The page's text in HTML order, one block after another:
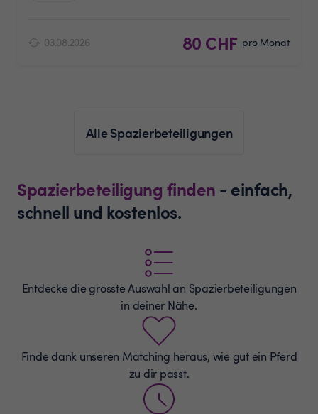
03.08.2026 80 CHF pro Monat
Alle Spazierbeteiligungen
Spazierbeteiligung finden - einfach,
schnell und kostenlos.
Entdecke die grösste Auswahl an Spazierbeteiligungen
in deiner Nähe.
Finde dank unseren Matching heraus, wie gut ein Pferd
zu dir passt.